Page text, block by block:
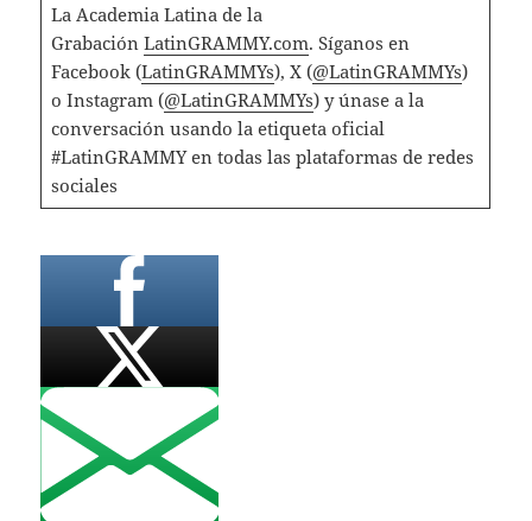
La Academia Latina de la
Grabación LatinGRAMMY.com. Síganos en
Facebook (LatinGRAMMYs), X (@LatinGRAMMYs)
o Instagram (@LatinGRAMMYs) y únase a la
conversación usando la etiqueta oficial
#LatinGRAMMY en todas las plataformas de redes
sociales